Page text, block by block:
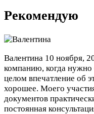
Рекомендую
Валентина 10 ноября,
компанию, когда
целом впечатление об
хорошее. Моего
документов
постоянная